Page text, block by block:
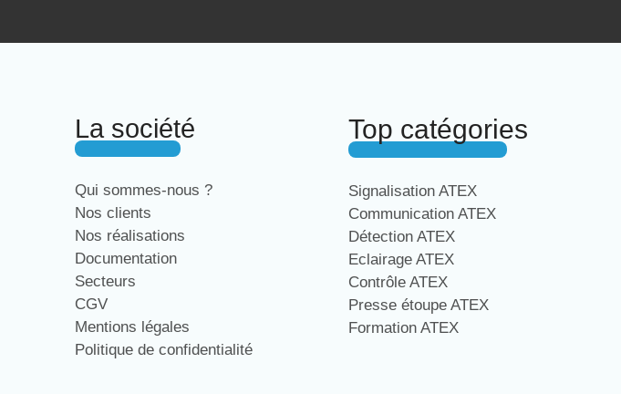
La société
Qui sommes-nous ?
Nos clients
Nos réalisations
Documentation
Secteurs
CGV
Mentions légales
Politique de confidentialité
Top catégories
Signalisation ATEX
Communication ATEX
Détection ATEX
Eclairage ATEX
Contrôle ATEX
Presse étoupe ATEX
Formation ATEX